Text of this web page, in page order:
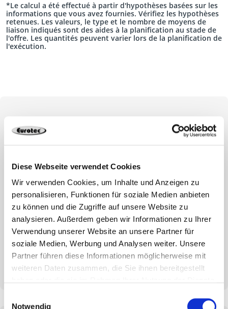
Diese Webseite verwendet Cookies
Wir verwenden Cookies, um Inhalte und Anzeigen zu
personalisieren, Funktionen für soziale Medien anbieten
zu können und die Zugriffe auf unsere Website zu
analysieren. Außerdem geben wir Informationen zu Ihrer
Verwendung unserer Website an unsere Partner für
soziale Medien, Werbung und Analysen weiter. Unsere
Partner führen diese Informationen möglicherweise mit
weiteren Daten zusammen, die Sie ihnen bereitgestellt
Notwendig
*Le calcul a été effectué à partir d'hypothèses basées sur les
informations que vous avez fournies. Vérifiez les hypothèses
retenues. Les valeurs, le type et le nombre de moyens de
liaison indiqués sont des aides à la planification au stade de
l'offre. Les quantités peuvent varier lors de la planification de
l'exécution.
Notre savoir-faire à votre
ser vice:
Convivial pour l'utilisateur
Visualisation de la configuration de la sous-
structure
Planification fiable
Utilisez le logiciel gratuit !